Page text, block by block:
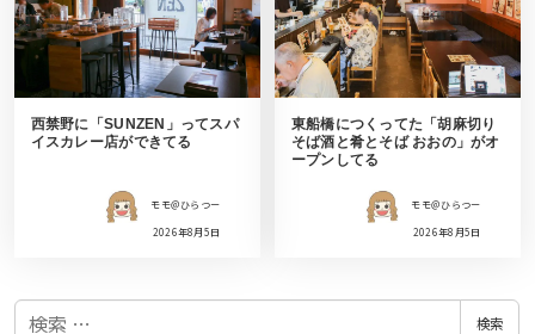
西禁野に「SUNZEN」ってスパ
イスカレー店ができてる
モモ＠ひらつー
2026年8月5日
東船橋につくってた「胡麻切り
そば酒と肴とそば おおの」がオ
ープンしてる
モモ＠ひらつー
2026年8月5日
検
検索